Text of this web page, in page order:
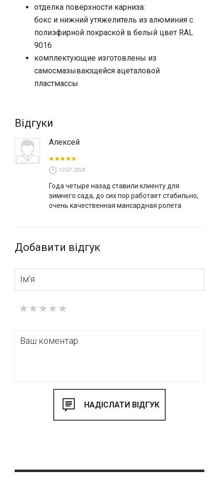
отделка поверхности карниза:
бокс и нижний утяжелитель из алюминия с
полиэфирной покраской в белый цвет RAL
9016
комплектующие изготовлены из
самосмазывающейся ацеталовой
пластмассы
Відгуки
Алексей
12.07.2024
Года четыре назад ставили клиенту для
зимнего сада, до сих пор работает стабильно,
очень качественная мансардная ролета
Добавити відгук